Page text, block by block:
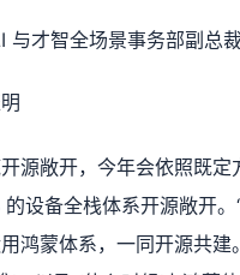
与才智全场景事务部副总
源敞开，今年会依照既定
设备全栈体系开源敞开。
鸿蒙体系，一同开源共建